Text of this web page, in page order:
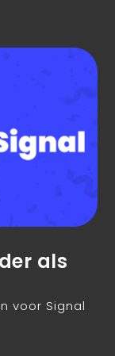
als
voor Signal